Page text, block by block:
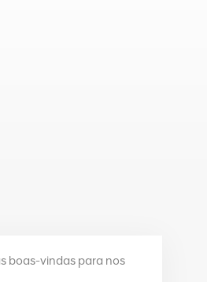
boas-vindas para nos